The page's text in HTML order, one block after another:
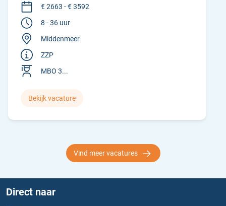
€ 2663 - € 3592
8 - 36 uur
Middenmeer
ZZP
MBO 3...
Bekijk vacature
Vind meer vacatures
Direct naar